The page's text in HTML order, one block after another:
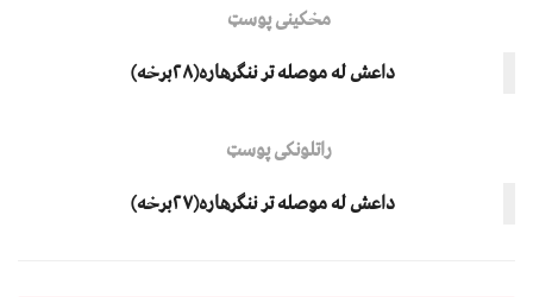
مخکینی پوسټ
داعش له موصله تر ننګرهاره(۲۸برخه)
راتلونکی پوسټ
داعش له موصله تر ننګرهاره(۲۷برخه)